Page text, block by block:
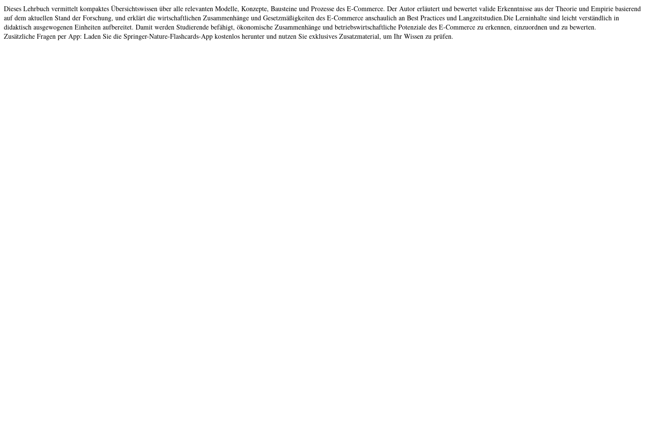
Dieses Lehrbuch vermittelt kompaktes Übersichtswissen über alle relevanten Modelle, Konzepte, Bausteine und Prozesse des E-Commerce. Der Autor erläutert und bewertet valide Erkenntnisse aus der Theorie und Empirie basierend
auf dem aktuellen Stand der Forschung, und erklärt die wirtschaftlichen Zusammenhänge und Gesetzmäßigkeiten des E-Commerce anschaulich an Best Practices und Langzeitstudien.Die Lerninhalte sind leicht verständlich in
didaktisch ausgewogenen Einheiten aufbereitet. Damit werden Studierende befähigt, ökonomische Zusammenhänge und betriebswirtschaftliche Potenziale des E-Commerce zu erkennen, einzuordnen und zu bewerten.
Zusätzliche Fragen per App: Laden Sie die Springer-Nature-Flashcards-App kostenlos herunter und nutzen Sie exklusives Zusatzmaterial, um Ihr Wissen zu prüfen.